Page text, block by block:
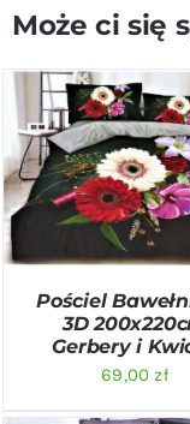
Może ci się
DODAJ DO
SZCZEGÓŁY
Pościel
3D
Gerbery i
69,00zł